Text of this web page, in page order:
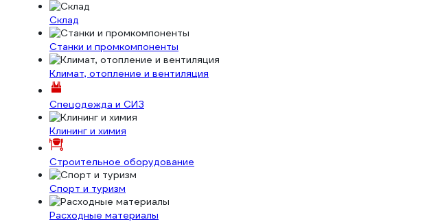
Склад
Станки и промкомпоненты
Климат, отопление и вентиляция
Спецодежда и СИЗ
Клининг и химия
Строительное оборудование
Спорт и туризм
Расходные материалы